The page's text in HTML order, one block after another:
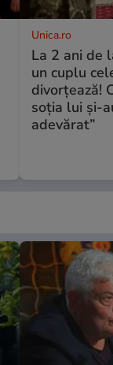
Unica.ro
La 2 ani de
un cuplu
divorțează!
soția lui și-
adevărat”